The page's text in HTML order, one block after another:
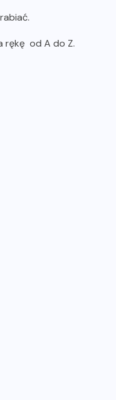
rękę od A do Z.